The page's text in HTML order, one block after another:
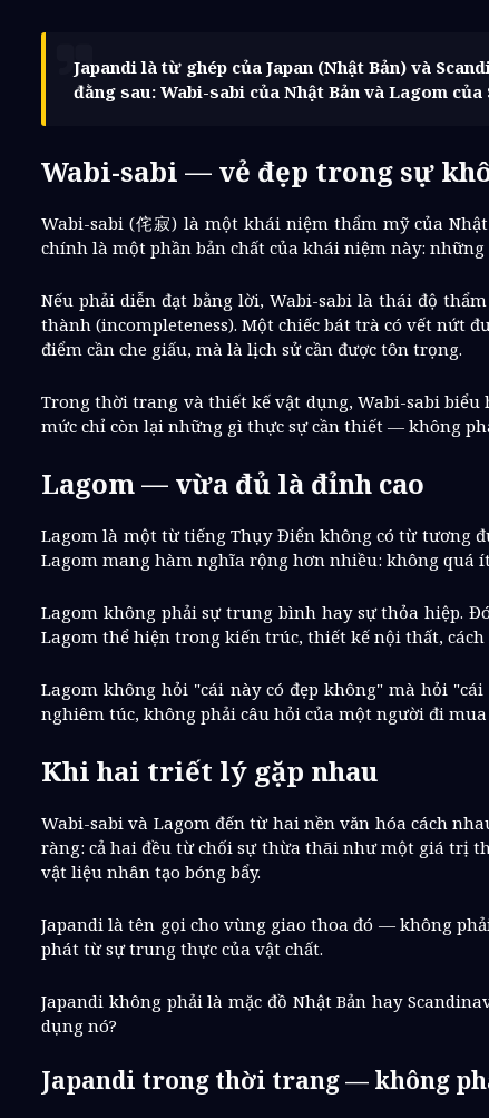
Japandi là từ ghép của Japan (Nhật Bản) và
đằng sau: Wabi-sabi của Nhật Bản và Lagom của
Wabi-sabi — vẻ đẹp trong sự
Wabi-sabi (侘寂) là một khái niệm thẩm mỹ của
chính là một phần bản chất của khái niệm này:
Nếu phải diễn đạt bằng lời, Wabi-sabi là thái độ
thành (incompleteness). Một chiếc bát trà có vết nứt
điểm cần che giấu, mà là lịch sử cần được tôn trọng.
Trong thời trang và thiết kế vật dụng, Wabi-sabi
mức chỉ còn lại những gì thực sự cần thiết — không
Lagom — vừa đủ là đỉnh cao
Lagom là một từ tiếng Thụy Điển không có từ tương
Lagom mang hàm nghĩa rộng hơn nhiều: không quá
Lagom không phải sự trung bình hay sự thỏa hiệp.
Lagom thể hiện trong kiến trúc, thiết kế nội thất,
Lagom không hỏi "cái này có đẹp không" mà hỏi
nghiêm túc, không phải câu hỏi của một người đi mua
Khi hai triết lý gặp nhau
Wabi-sabi và Lagom đến từ hai nền văn hóa cách
ràng: cả hai đều từ chối sự thừa thãi như một giá trị
vật liệu nhân tạo bóng bẩy.
Japandi là tên gọi cho vùng giao thoa đó — không
phát từ sự trung thực của vật chất.
Japandi không phải là mặc đồ Nhật Bản hay
dụng nó?
Japandi trong thời trang — không